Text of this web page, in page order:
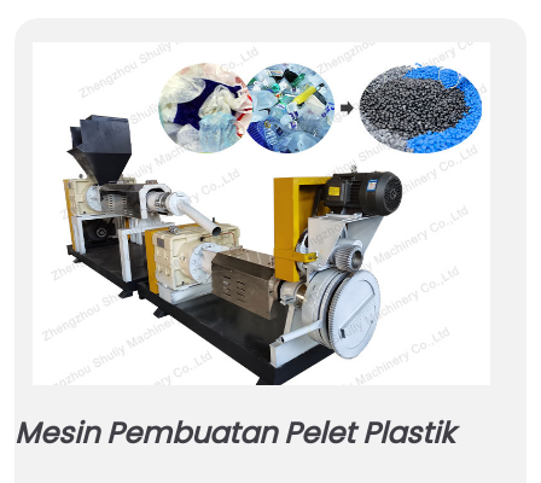
Mesin Pembuatan Pelet Plastik